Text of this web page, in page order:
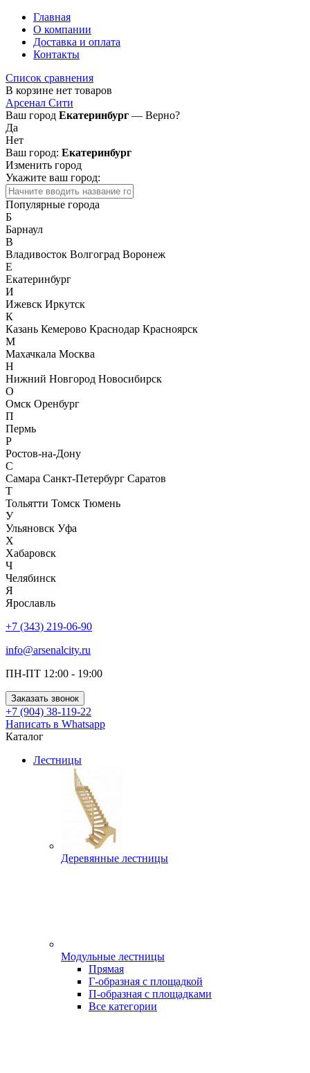
Главная
О компании
Доставка и оплата
Контакты
Список сравнения
В корзине нет товаров
Арсенал Сити
Ваш город Екатеринбург — Верно?
Да
Нет
Ваш город: Екатеринбург
Изменить город
Укажите ваш город:
Популярные города
Б
Барнаул
В
Владивосток Волгоград Воронеж
Е
Екатеринбург
И
Ижевск Иркутск
К
Казань Кемерово Краснодар Красноярск
М
Махачкала Москва
Н
Нижний Новгород Новосибирск
О
Омск Оренбург
П
Пермь
Р
Ростов-на-Дону
С
Самара Санкт-Петербург Саратов
Т
Тольятти Томск Тюмень
У
Ульяновск Уфа
Х
Хабаровск
Ч
Челябинск
Я
Ярославль
+7 (343) 219-06-90
info@arsenalcity.ru
ПН-ПТ 12:00 - 19:00
Заказать звонок
+7 (904) 38-119-22
Написать в Whatsapp
Каталог
Лестницы
Деревянные лестницы
Модульные лестницы
Прямая
Г-образная с площадкой
П-образная с площадками
Все категории